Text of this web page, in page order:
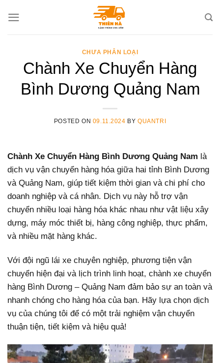
CHƯA PHÂN LOẠI
Chành Xe Chuyển Hàng
Bình Dương Quảng Nam
POSTED ON 09.11.2024 BYQUANTRI
Chành Xe Chuyển Hàng Bình Dương Quảng Nam là
dịch vụ vận chuyển hàng hóa giữa hai tỉnh Bình Dương
và Quảng Nam, giúp tiết kiệm thời gian và chi phí cho
doanh nghiệp và cá nhân. Dịch vụ này hỗ trợ vận
chuyển nhiều loại hàng hóa khác nhau như vật liệu xây
dựng, máy móc thiết bị, hàng công nghiệp, thực phẩm,
và nhiều mặt hàng khác.
Với đội ngũ lái xe chuyên nghiệp, phương tiện vận
chuyển hiện đại và lịch trình linh hoạt, chành xe chuyển
hàng Bình Dương – Quảng Nam đảm bảo sự an toàn và
nhanh chóng cho hàng hóa của bạn. Hãy lựa chọn dịch
vụ của chúng tôi để có một trải nghiệm vận chuyển
thuận tiện, tiết kiệm và hiệu quả!